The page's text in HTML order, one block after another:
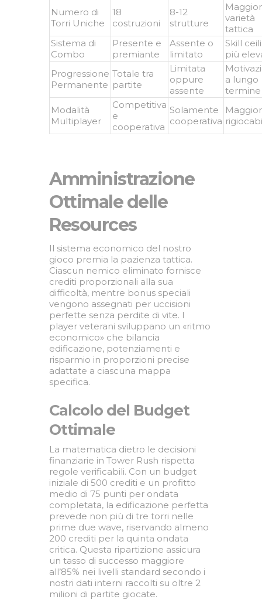
Numero di
Torri Uniche
18
costruzioni
8-12
strutture
varietà
tattica
Sistema di
Combo
Presente e
premiante
Assente o
limitato
Skill
più
Progressione
Permanente
Totale tra
partite
Limitata
oppure
assente
a lungo
termine
Modalità
Multiplayer
Competitiva
e
cooperativa
Solamente
cooperativa
Amministrazione
Ottimale delle
Resources
Il sistema economico del nostro
gioco premia la pazienza tattica.
Ciascun nemico eliminato fornisce
crediti proporzionali alla sua
difficoltà, mentre bonus speciali
vengono assegnati per uccisioni
perfette senza perdite di vite. I
player veterani sviluppano un «ritmo
economico» che bilancia
edificazione, potenziamenti e
risparmio in proporzioni precise
adattate a ciascuna mappa
specifica.
Calcolo del Budget
Ottimale
La matematica dietro le decisioni
finanziarie in Tower Rush rispetta
regole verificabili. Con un budget
iniziale di 500 crediti e un profitto
medio di 75 punti per ondata
completata, la edificazione perfetta
prevede non più di tre torri nelle
prime due wave, riservando almeno
200 crediti per la quinta ondata
critica. Questa ripartizione assicura
un tasso di successo maggiore
all’85% nei livelli standard secondo i
nostri dati interni raccolti su oltre 2
milioni di partite giocate.